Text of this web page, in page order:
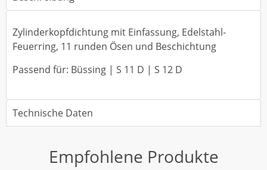
Zylinderkopfdichtung mit Einfassung, Edelstahl-
Feuerring, 11 runden Ösen und Beschichtung
Passend für: Büssing | S 11 D | S 12 D
Technische Daten
Empfohlene Produkte